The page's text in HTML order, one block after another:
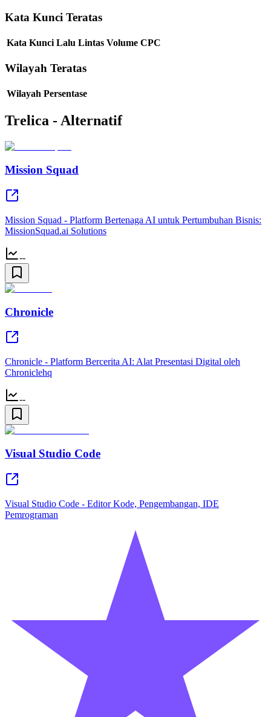
Kata Kunci Teratas
Kata Kunci Lalu Lintas Volume CPC
Wilayah Teratas
Wilayah Persentase
Trelica - Alternatif
Mission Squad
Mission Squad - Platform Bertenaga AI untuk Pertumbuhan Bisnis:
MissionSquad.ai Solutions
--
Chronicle
Chronicle - Platform Bercerita AI: Alat Presentasi Digital oleh
Chroniclehq
--
Visual Studio Code
Visual Studio Code - Editor Kode, Pengembangan, IDE
Pemrograman